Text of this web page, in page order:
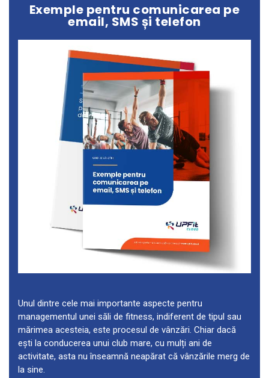
Exemple pentru comunicarea pe
email, SMS și telefon
Unul dintre cele mai importante aspecte pentru
managementul unei săli de fitness, indiferent de tipul sau
mărimea acesteia, este procesul de vânzări. Chiar dacă
ești la conducerea unui club mare, cu mulți ani de
activitate, asta nu înseamnă neapărat că vânzările merg de
la sine.